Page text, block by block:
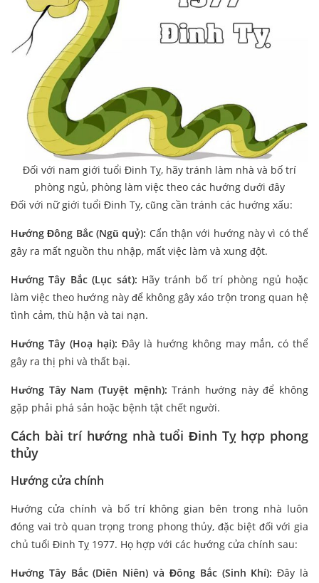
Đối với nam giới tuổi Đinh Tỵ, hãy tránh làm nhà và bố trí
phòng ngủ, phòng làm việc theo các hướng dưới đây
Đối với nữ giới tuổi Đinh Tỵ, cũng cần tránh các hướng xấu:
Hướng Đông Bắc (Ngũ quỷ): Cẩn thận với hướng này vì có thể
gây ra mất nguồn thu nhập, mất việc làm và xung đột.
Hướng Tây Bắc (Lục sát): Hãy tránh bố trí phòng ngủ hoặc
làm việc theo hướng này để không gây xáo trộn trong quan hệ
tình cảm, thù hận và tai nạn.
Hướng Tây (Hoạ hại): Đây là hướng không may mắn, có thể
gây ra thị phi và thất bại.
Hướng Tây Nam (Tuyệt mệnh): Tránh hướng này để không
gặp phải phá sản hoặc bệnh tật chết người.
Cách bài trí hướng nhà tuổi Đinh Tỵ hợp phong
thủy
Hướng cửa chính
Hướng cửa chính và bố trí không gian bên trong nhà luôn
đóng vai trò quan trọng trong phong thủy, đặc biệt đối với gia
chủ tuổi Đinh Tỵ 1977. Họ hợp với các hướng cửa chính sau:
Hướng Tây Bắc (Diên Niên) và Đông Bắc (Sinh Khí): Đây là